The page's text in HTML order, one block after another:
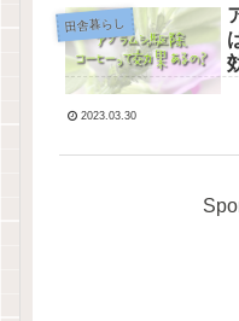
田舎暮らし
2023.03.30